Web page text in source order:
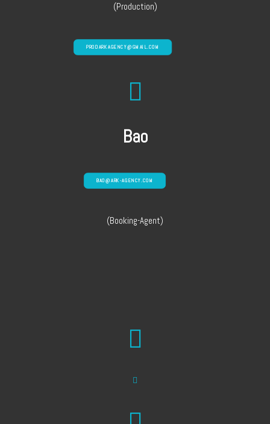
(Production)
PRODARKAGENCY@GMAIL.COM
Bao
BAO@ARK-AGENCY.COM
(Booking-Agent)